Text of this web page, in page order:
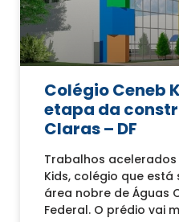
Colégio Ceneb
etapa da
Claras – DF
Trabalhos
Kids, colégio que
área nobre de Águas
Federal. O prédio vai